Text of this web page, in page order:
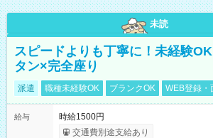
未読
スピードよりも丁寧に！未経験
タン×完全座り
派遣 職種未経験OK ブランクOK WEB登録・
給与
時給1500円
交通費別途支給あり